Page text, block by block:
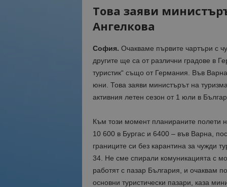
Това заяви
Ангелкова
София. Очакваме първите чартъри с
другите ще са от различни градове в
туристик“ също от Германия. Във
юни. Това заяви министърът на
активния летен сезон от 1 юли в
Към този момент планираните полети
10 600 в Бургас и 6400 – във Варна,
границите си без карантина за чужди
34. Не сме спирали комуникацията с
работят с пазар България, и очаквам
основни туристически пазари, каза